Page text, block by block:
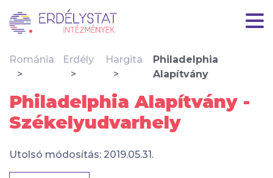
Románia Erdély Hargita
Philadelphia
Alapítvány
Philadelphia Alapítvány -
Székelyudvarhely
Utolsó módosítás: 2019.05.31.